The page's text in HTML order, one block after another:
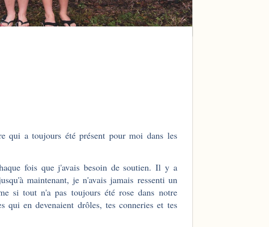
qui a toujours été présent pour moi dans les
fois que j'avais besoin de soutien. Il y a
maintenant, je n'avais jamais ressenti un
si tout n'a pas toujours été rose dans notre
qui en devenaient drôles, tes conneries et tes